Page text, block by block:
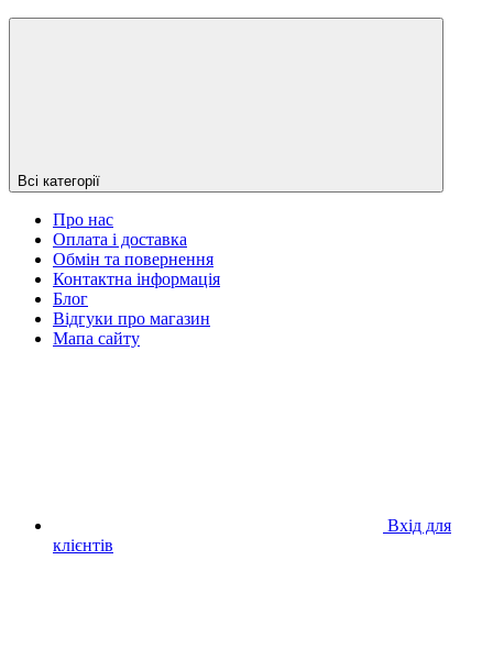
Всі категорії
Про нас
Оплата і доставка
Обмін та повернення
Контактна інформація
Блог
Відгуки про магазин
Мапа сайту
Вхід для
клієнтів